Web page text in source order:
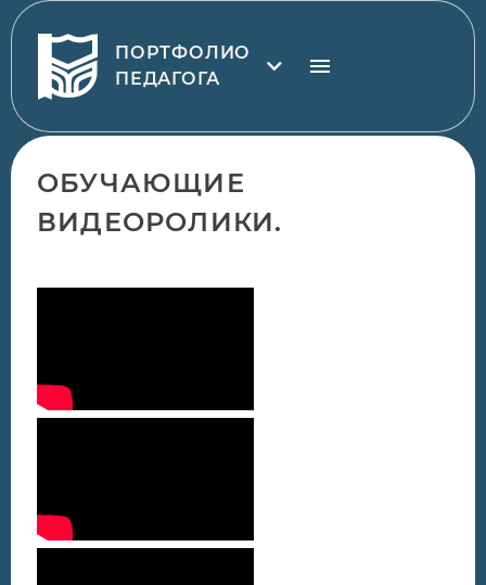
ПОРТФОЛИО
ПЕДАГОГА
ОБУЧАЮЩИЕ
ВИДЕОРОЛИКИ.